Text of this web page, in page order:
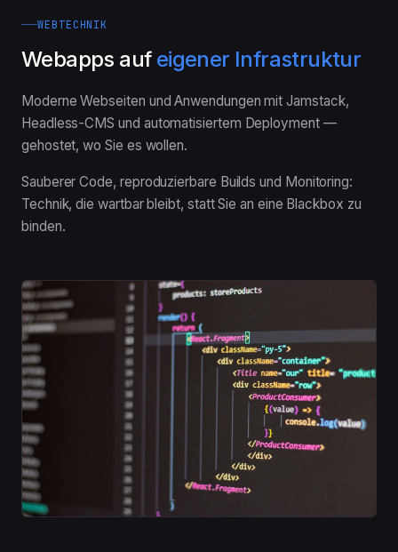
WEBTECHNIK
Webapps auf eigener Infrastruktur
Moderne Webseiten und Anwendungen mit Jamstack,
Headless-CMS und automatisiertem Deployment —
gehostet, wo Sie es wollen.
Sauberer Code, reproduzierbare Builds und Monitoring:
Technik, die wartbar bleibt, statt Sie an eine Blackbox zu
binden.